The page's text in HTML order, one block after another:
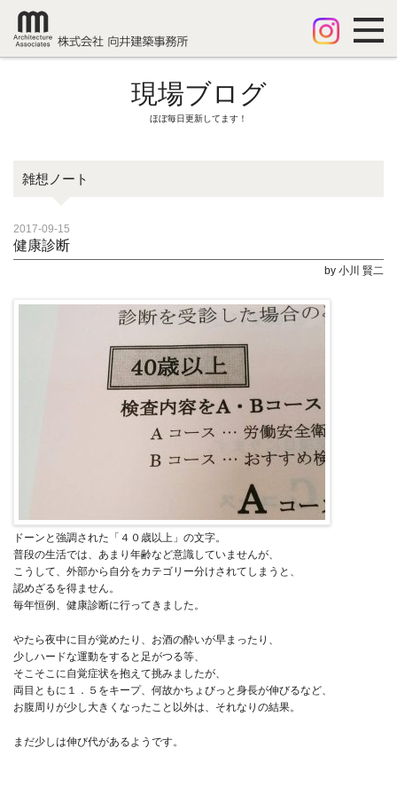
現場ブログ
ほぼ毎日更新してます！
雑想ノート
2017-09-15
健康診断
by 小川 賢二
ドーンと強調された「４０歳以上」の文字。
普段の生活では、あまり年齢など意識していませんが、
こうして、外部から自分をカテゴリー分けされてしまうと、
認めざるを得ません。
毎年恒例、健康診断に行ってきました。
やたら夜中に目が覚めたり、お酒の酔いが早まったり、
少しハードな運動をすると足がつる等、
そこそこに自覚症状を抱えて挑みましたが、
両目ともに１．５をキープ、何故かちょびっと身長が伸びるなど、
お腹周りが少し大きくなったこと以外は、それなりの結果。
まだ少しは伸び代があるようです。